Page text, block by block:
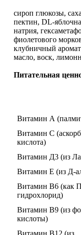
Растительный протеин
Снижение веса
НАЗАД
Карнитин
Пиколинат хрома
НАЗАД
Напитки
сироп глюкозы,
пектин, DL-
натрия,
фиолетового
клубничный
масло, воск,
Питательная
Витамин А
Витамин С
кислота)
Витамин Д3 (из
Витамин Е (из Д-
Витамин В6 (как
гидрохлорид)
Витамин В9 (из
кислоты)
Витамин В12 (из